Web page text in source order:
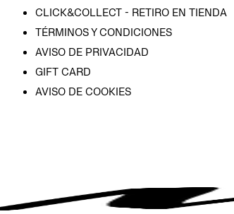
CLICK&COLLECT - RETIRO EN TIENDA
TÉRMINOS Y CONDICIONES
AVISO DE PRIVACIDAD
GIFT CARD
AVISO DE COOKIES